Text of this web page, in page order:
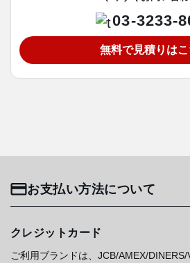
03-3233-
無料で見積りはこ
お支払い方法について
クレジットカード
ご利用ブランドは、JCB/AMEX/